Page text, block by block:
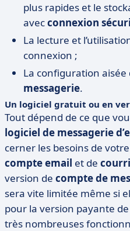
plus rapides et le
avecconnexion
La lecture et
connexion ;
La configuration aisée
messagerie.
Un logiciel gratuit ou en
Tout dépend de ce que
logiciel de messagerie
cerner les besoins de
compte email et de
version de compte de
sera vite limitée même si
pour la version payante
très nombreuses